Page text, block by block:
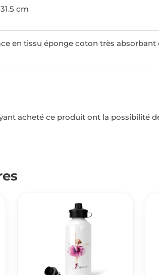
cm
en tissu éponge coton très absorbant
acheté ce produit ont la possibilité